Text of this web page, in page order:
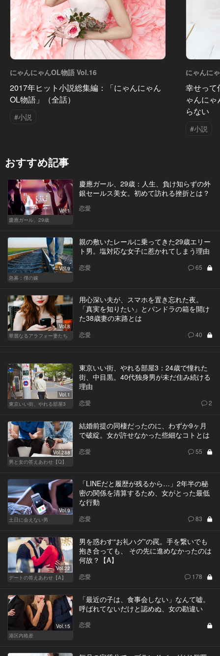
にゃんにゃんOL物語 Vol.16
2017年ヒット小説総集編：「にゃんにゃん
OL物語」（全話）
#小説
にゃんに
幸せって
ゃんに
らない
#小説
おすすめ記事
Vol.1
慶應ガール、29歳
慶應ガール、29歳：人生、負け知らずの外
銀セールス美女。初めて訪れる挫折とは？
恋愛
Vol.9
急募：僕の嫁
親の敷いたレールに乗ってきた29歳エリー
ト男。塩対応な女子に惹かれてしまう理由
恋愛 65
Vol.8
華麗なるアラフォー妻たち
用心深い夫が、スマホを置き忘れた夜。
「真実を知りたい」とパンドラの箱を開け
た38歳妻の末路とは
恋愛 40
Vol.1
東京いい街、やれる部屋3
東京いい街、やれる部屋3：24歳で憧れた
街、中目黒。40代独身男が未だ住み続ける
理由
恋愛 2
Vol.288
男と女の答えあわせ【Q】
結婚前提の同棲だったのに、わずか9ヶ月
で破綻。女が許せなかった些細なコトとは
恋愛 55
Vol.9
土日に会えない男
「LINEだと履歴が残るから…」2年半の秘
密の関係を清算するため、女がとった最低
な行動
恋愛 83
Vol.22
デートの答えあわせ【A】
男を惑わす“お礼ハグ”の罠。手を繋いでも
抱き合っても、 その先に進めなかったのは
何故？【A】
恋愛 178
Vol.15
港区内格差
「最近の子は、食事会しない」なんて嘘。
呼ばれてないだけと認めぬ、女の勘違い
恋愛